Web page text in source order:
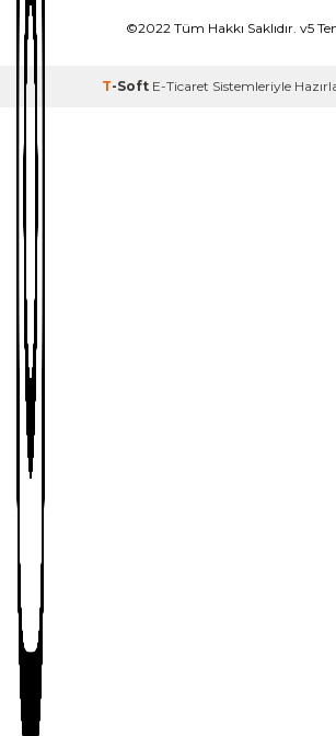
©2022 Tüm Hakkı Saklıdır. v5
T-Soft E-Ticaret Sistemleriyle